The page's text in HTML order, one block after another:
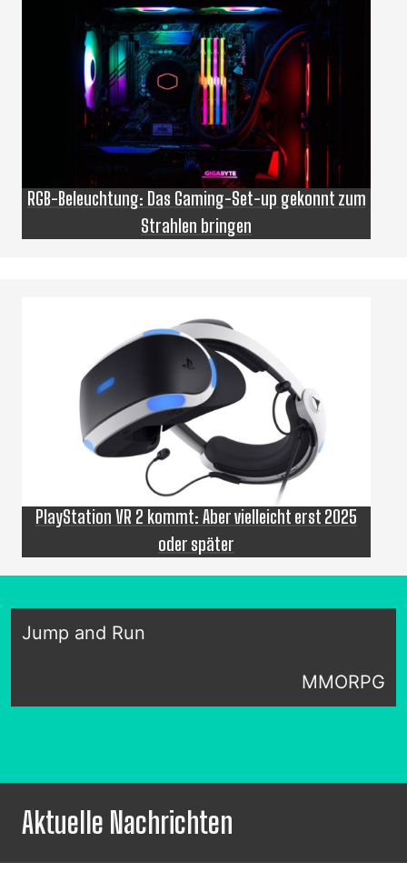
RGB-Beleuchtung: Das Gaming-Set-up gekonnt zum
Strahlen bringen
PlayStation VR 2 kommt: Aber vielleicht erst 2025
oder später
Jump and Run
MMORPG
Aktuelle Nachrichten